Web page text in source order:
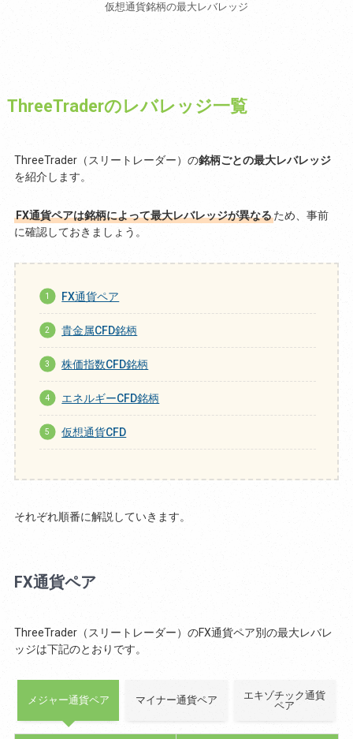
仮想通貨銘柄の最大レバレッジ
ThreeTraderのレバレッジ一覧
ThreeTrader（スリートレーダー）の銘柄ごとの最大レバレッジ
を紹介します。
FX通貨ペアは銘柄によって最大レバレッジが異なるため、事前
に確認しておきましょう。
FX通貨ペア
貴金属CFD銘柄
株価指数CFD銘柄
エネルギーCFD銘柄
仮想通貨CFD
それぞれ順番に解説していきます。
FX通貨ペア
ThreeTrader（スリートレーダー）のFX通貨ペア別の最大レバレ
ッジは下記のとおりです。
メジャー通貨ペア マイナー通貨ペア
エキゾチック通貨
ペア